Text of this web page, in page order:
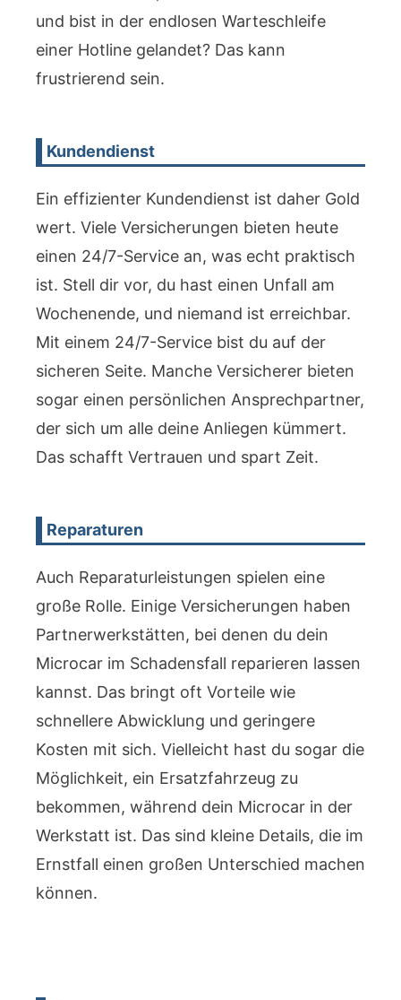
und bist in der endlosen Warteschleife
einer Hotline gelandet? Das kann
frustrierend sein.
Kundendienst
Ein effizienter Kundendienst ist daher Gold
wert. Viele Versicherungen bieten heute
einen 24/7-Service an, was echt praktisch
ist. Stell dir vor, du hast einen Unfall am
Wochenende, und niemand ist erreichbar.
Mit einem 24/7-Service bist du auf der
sicheren Seite. Manche Versicherer bieten
sogar einen persönlichen Ansprechpartner,
der sich um alle deine Anliegen kümmert.
Das schafft Vertrauen und spart Zeit.
Reparaturen
Auch Reparaturleistungen spielen eine
große Rolle. Einige Versicherungen haben
Partnerwerkstätten, bei denen du dein
Microcar im Schadensfall reparieren lassen
kannst. Das bringt oft Vorteile wie
schnellere Abwicklung und geringere
Kosten mit sich. Vielleicht hast du sogar die
Möglichkeit, ein Ersatzfahrzeug zu
bekommen, während dein Microcar in der
Werkstatt ist. Das sind kleine Details, die im
Ernstfall einen großen Unterschied machen
können.